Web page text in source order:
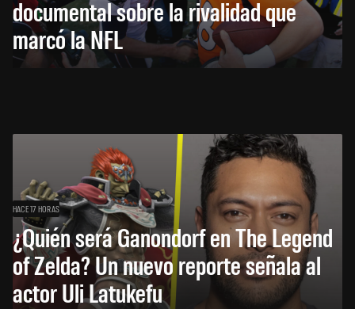
documental sobre la rivalidad que
marcó la NFL
HACE 17 HORAS
¿Quién será Ganondorf en The Legend
of Zelda? Un nuevo reporte señala al
actor Uli Latukefu